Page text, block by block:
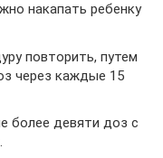
накапать ребенку
повторить, путем
через каждые 15
более девяти доз с